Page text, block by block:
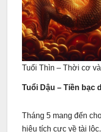
Tuổi Thìn – Thời cơ
Tuổi Dậu – Tiền bạc
Tháng 5 mang đến
hiệu tích cực về tài